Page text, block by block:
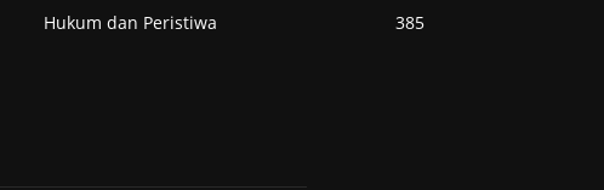
Hukum dan Peristiwa
385